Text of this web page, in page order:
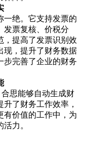
一绝。它支持发票的
发票复核、价税分
，提高了发票识别效
现，提升了财务数据
步完善了企业的财务
思能够自动生成财
了财务工作效率，
有价值的工作中，为
力。